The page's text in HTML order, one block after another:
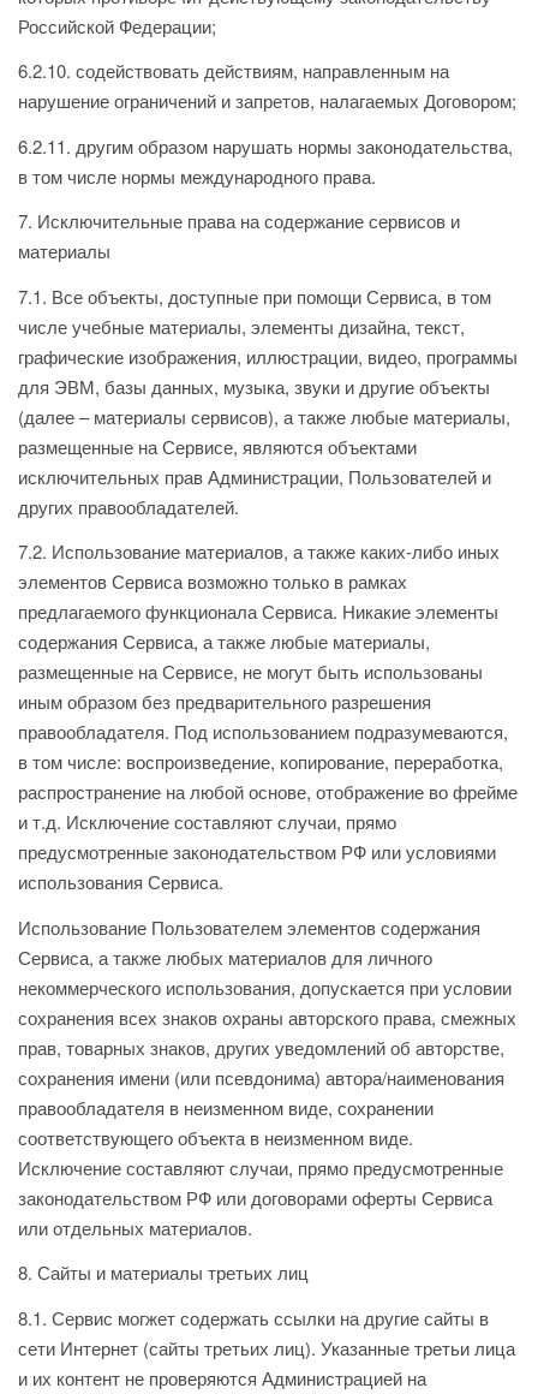
Российской Федерации;
6.2.10. содействовать действиям, направленным на
нарушение ограничений и запретов, налагаемых Договором;
6.2.11. другим образом нарушать нормы законодательства,
в том числе нормы международного права.
7. Исключительные права на содержание сервисов и
материалы
7.1. Все объекты, доступные при помощи Сервиса, в том
числе учебные материалы, элементы дизайна, текст,
графические изображения, иллюстрации, видео, программы
для ЭВМ, базы данных, музыка, звуки и другие объекты
(далее – материалы сервисов), а также любые материалы,
размещенные на Сервисе, являются объектами
исключительных прав Администрации, Пользователей и
других правообладателей.
7.2. Использование материалов, а также каких-либо иных
элементов Сервиса возможно только в рамках
предлагаемого функционала Сервиса. Никакие элементы
содержания Сервиса, а также любые материалы,
размещенные на Сервисе, не могут быть использованы
иным образом без предварительного разрешения
правообладателя. Под использованием подразумеваются,
в том числе: воспроизведение, копирование, переработка,
распространение на любой основе, отображение во фрейме
и т.д. Исключение составляют случаи, прямо
предусмотренные законодательством РФ или условиями
использования Сервиса.
Использование Пользователем элементов содержания
Сервиса, а также любых материалов для личного
некоммерческого использования, допускается при условии
сохранения всех знаков охраны авторского права, смежных
прав, товарных знаков, других уведомлений об авторстве,
сохранения имени (или псевдонима) автора/наименования
правообладателя в неизменном виде, сохранении
соответствующего объекта в неизменном виде.
Исключение составляют случаи, прямо предусмотренные
законодательством РФ или договорами оферты Сервиса
или отдельных материалов.
8. Сайты и материалы третьих лиц
8.1. Сервис могжет содержать ссылки на другие сайты в
сети Интернет (сайты третьих лиц). Указанные третьи лица
и их контент не проверяются Администрацией на